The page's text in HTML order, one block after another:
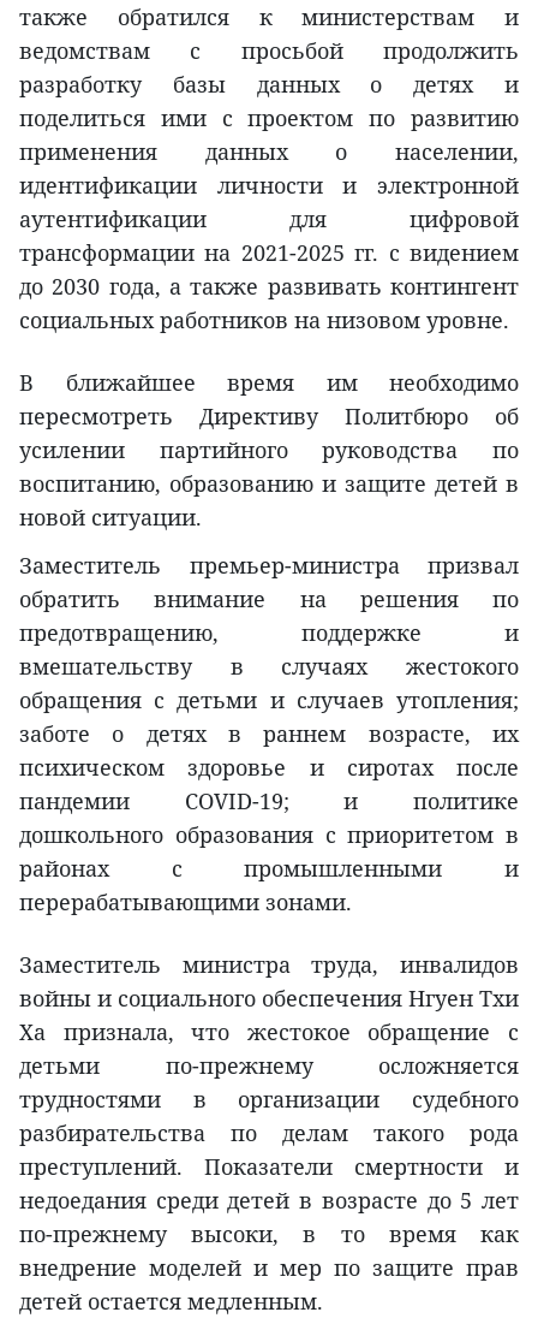
также обратился к министерствам и
ведомствам с просьбой продолжить
разработку базы данных о детях и
поделиться ими с проектом по развитию
применения данных о населении,
идентификации личности и электронной
аутентификации для цифровой
трансформации на 2021-2025 гг. с видением
до 2030 года, а также развивать контингент
социальных работников на низовом уровне.
В ближайшее время им необходимо
пересмотреть Директиву Политбюро об
усилении партийного руководства по
воспитанию, образованию и защите детей в
новой ситуации.
Заместитель премьер-министра призвал
обратить внимание на решения по
предотвращению, поддержке и
вмешательству в случаях жестокого
обращения с детьми и случаев утопления;
заботе о детях в раннем возрасте, их
психическом здоровье и сиротах после
пандемии COVID-19; и политике
дошкольного образования с приоритетом в
районах с промышленными и
перерабатывающими зонами.
Заместитель министра труда, инвалидов
войны и социального обеспечения Нгуен Тхи
Ха признала, что жестокое обращение с
детьми по-прежнему осложняется
трудностями в организации судебного
разбирательства по делам такого рода
преступлений. Показатели смертности и
недоедания среди детей в возрасте до 5 лет
по-прежнему высоки, в то время как
внедрение моделей и мер по защите прав
детей остается медленным.